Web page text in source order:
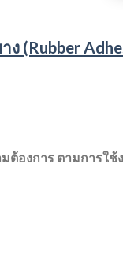
ง (Rubber
องการ ตามการใ